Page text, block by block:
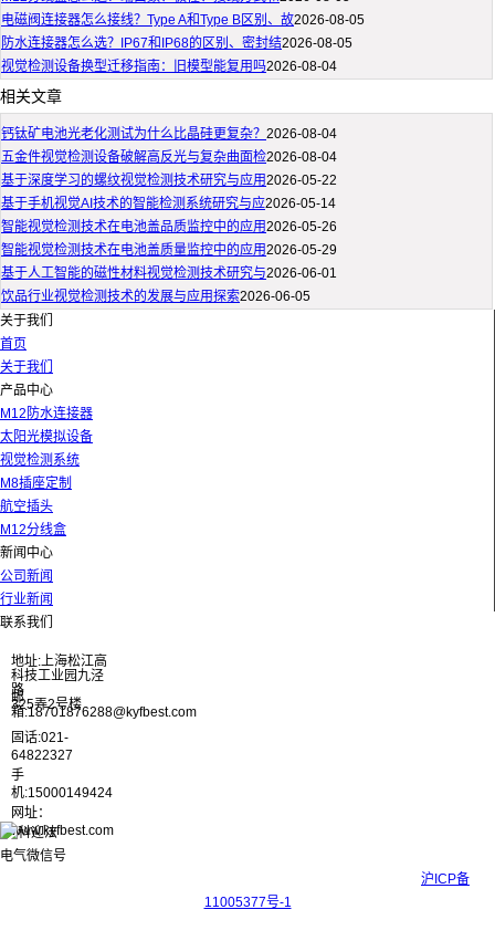
电磁阀连接器怎么接线？Type A和Type B区别、故2026-08-05
防水连接器怎么选？IP67和IP68的区别、密封结2026-08-05
视觉检测设备换型迁移指南：旧模型能复用吗2026-08-04
相关文章
钙钛矿电池光老化测试为什么比晶硅更复杂？ 2026-08-04
五金件视觉检测设备破解高反光与复杂曲面检2026-08-04
基于深度学习的螺纹视觉检测技术研究与应用2026-05-22
基于手机视觉AI技术的智能检测系统研究与应2026-05-14
智能视觉检测技术在电池盖品质监控中的应用2026-05-26
智能视觉检测技术在电池盖质量监控中的应用2026-05-29
基于人工智能的磁性材料视觉检测技术研究与2026-06-01
饮品行业视觉检测技术的发展与应用探索2026-06-05
关于我们
首页
关于我们
产品中心
M12防水连接器
太阳光模拟设备
视觉检测系统
M8插座定制
航空插头
M12分线盒
新闻中心
公司新闻
行业新闻
联系我们
地址:上海松江高
科技工业园九泾
路
325弄2号楼
邮
箱:18701876288@kyfbest.com
固话:021-
64822327
手
机:15000149424
网址：
www.kyfbest.com
沪ICP备
11005377号-1